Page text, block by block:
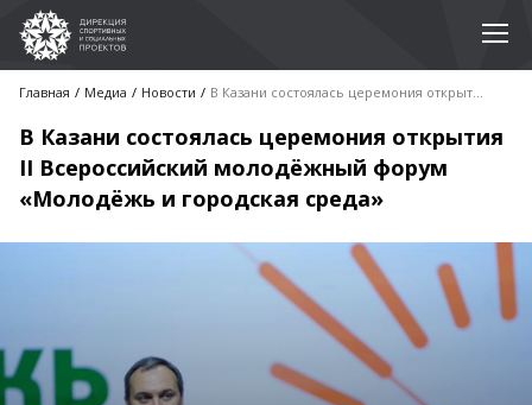
Главная Медиа Новости В Казани состоялась церемония открытия II Всероссийский молодёжный форум «Молодёжь и городская среда»
В Казани состоялась церемония открытия
II Всероссийский молодёжный форум
«Молодёжь и городская среда»